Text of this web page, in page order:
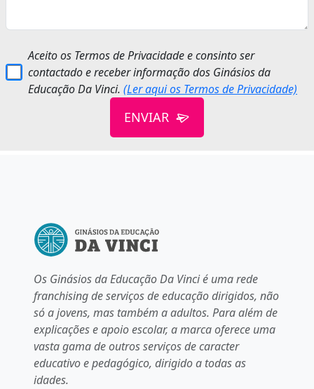
Aceito os Termos de Privacidade e consinto ser
contactado e receber informação dos Ginásios da
Educação Da Vinci.(Ler aqui os Termos de Privacidade)
ENVIAR
Os Ginásios da Educação Da Vinci é uma rede
franchising de serviços de educação dirigidos, não
só a jovens, mas também a adultos. Para além de
explicações e apoio escolar, a marca oferece uma
vasta gama de outros serviços de caracter
educativo e pedagógico, dirigido a todas as
idades.